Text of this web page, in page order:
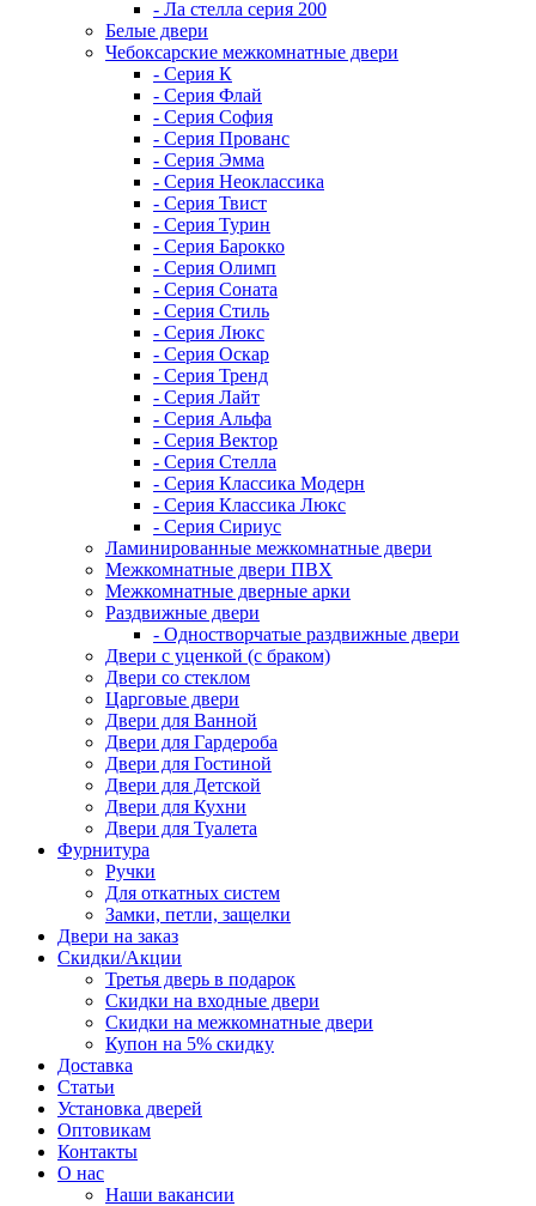
- Ла стелла серия 200
Белые двери
Чебоксарские межкомнатные двери
- Серия К
- Серия Флай
- Серия София
- Серия Прованс
- Серия Эмма
- Серия Неоклассика
- Серия Твист
- Серия Турин
- Серия Барокко
- Серия Олимп
- Серия Соната
- Серия Стиль
- Серия Люкс
- Серия Оскар
- Серия Тренд
- Серия Лайт
- Серия Альфа
- Серия Вектор
- Серия Стелла
- Серия Классика Модерн
- Серия Классика Люкс
- Серия Сириус
Ламинированные межкомнатные двери
Межкомнатные двери ПВХ
Межкомнатные дверные арки
Раздвижные двери
- Одностворчатые раздвижные двери
Двери с уценкой (с браком)
Двери со стеклом
Царговые двери
Двери для Ванной
Двери для Гардероба
Двери для Гостиной
Двери для Детской
Двери для Кухни
Двери для Туалета
Фурнитура
Ручки
Для откатных систем
Замки, петли, защелки
Двери на заказ
Скидки/Акции
Третья дверь в подарок
Скидки на входные двери
Скидки на межкомнатные двери
Купон на 5% скидку
Доставка
Статьи
Установка дверей
Оптовикам
Контакты
О нас
Наши вакансии